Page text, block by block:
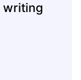
writing